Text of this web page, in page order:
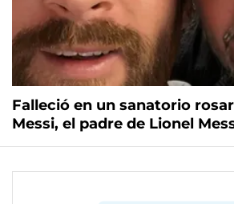
Falleció en un sanatorio
Messi, el padre de Lionel